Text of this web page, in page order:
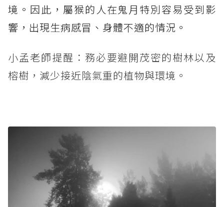
境。因此，屬猴的人在鬼月特別容易受到影
響，出現生病感冒、身體不適的情況。
小孟老師提醒：務必要避開茂密的樹林以及
榕樹，減少接近陰氣重的植物與環境。